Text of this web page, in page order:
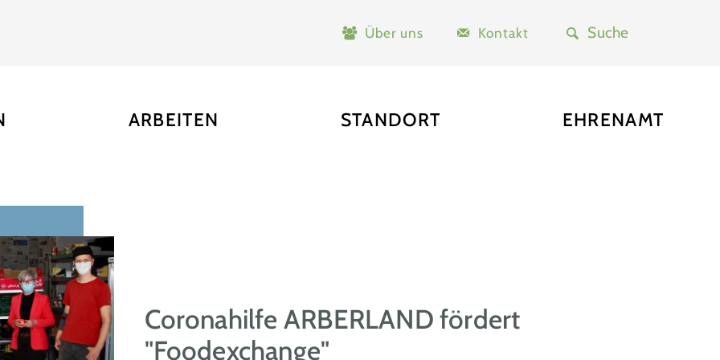
Über uns Kontakt
ARBEITEN STANDORT EHRENAMT
Coronahilfe ARBERLAND fördert
"Foodexchange"